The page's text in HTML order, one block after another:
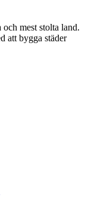
mest stolta land.
att bygga städer